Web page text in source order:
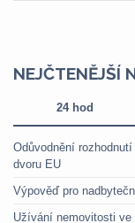
NEJČTENĚJŠÍ
24 hod
Odůvodnění
dvoru EU
Výpověď pro
Užívání nemovitosti